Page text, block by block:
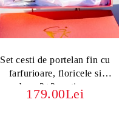
Set cesti de portelan fin cu
farfurioare, floricele si
embos, 2+2, cutie roz -
pentru ceai si cafea
179.00Lei